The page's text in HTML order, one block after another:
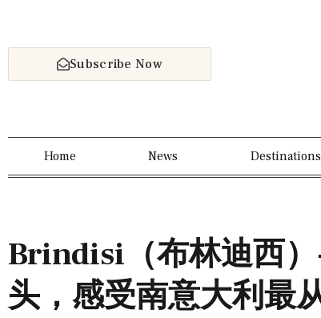
Subscribe Now
Home News Destinations
Brindisi（布林迪西
头，感受南意大利最